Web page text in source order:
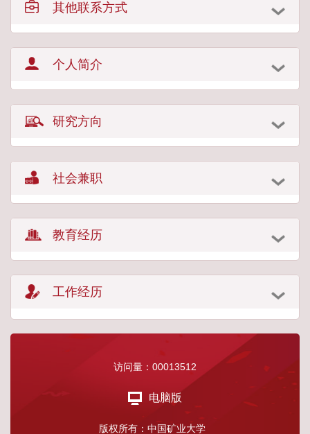
其他联系方式
个人简介
研究方向
社会兼职
教育经历
工作经历
访问量： 00013512
电脑版
版权所有：中国矿业大学